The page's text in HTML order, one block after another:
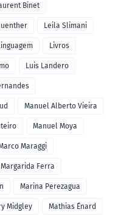
Binet
Leila Slimani
Livros
Luis Landero
Manuel Alberto Vieira
Manuel Moya
Maraggi
Margarida Ferra
Marina Perezagua
Midgley Mathias Énard